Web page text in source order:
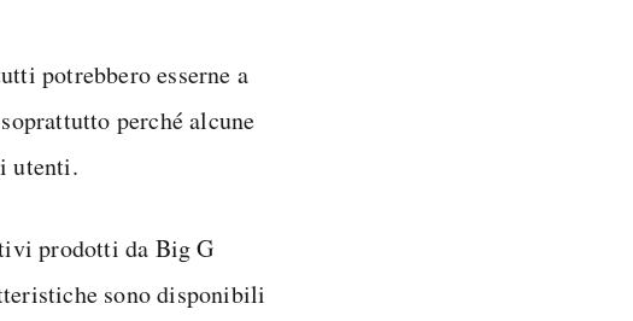
potrebbero esserne a
perché alcune
utenti.
prodotti da Big G
sono disponibili